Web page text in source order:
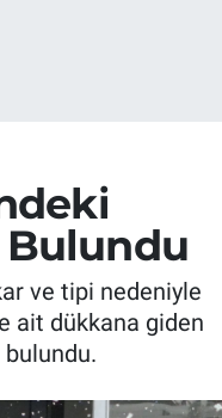
Bulundu
ve tipi nedeniyle
ait dükkana giden
bulundu.